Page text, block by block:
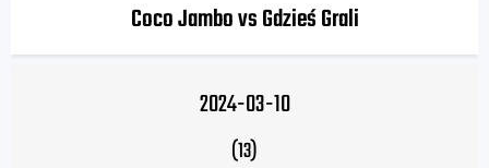
Coco Jambo vs Gdzieś Grali
2024-03-10
(13)